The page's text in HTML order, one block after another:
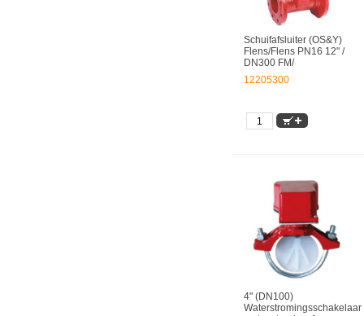
Schuifafsluiter (OS&Y)
Flens/Flens PN16 12" /
DN300 FM/
12205300
4" (DN100)
Waterstromingsschakelaar